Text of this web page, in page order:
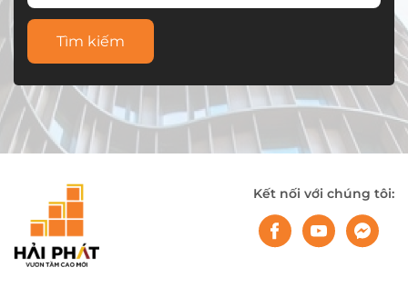
Tìm kiếm
Kết nối với chúng tôi: